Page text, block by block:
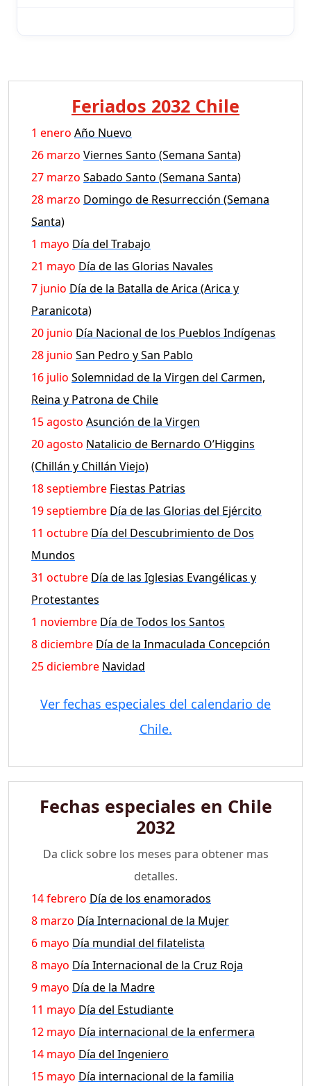
Feriados 2032 Chile
1 enero Año Nuevo
26 marzo Viernes Santo (Semana Santa)
27 marzo Sabado Santo (Semana Santa)
28 marzo Domingo de Resurrección (Semana
Santa)
1 mayo Día del Trabajo
21 mayo Día de las Glorias Navales
7 junio Día de la Batalla de Arica (Arica y
Paranicota)
20 junio Día Nacional de los Pueblos Indígenas
28 junio San Pedro y San Pablo
16 julio Solemnidad de la Virgen del Carmen,
Reina y Patrona de Chile
15 agosto Asunción de la Virgen
20 agosto Natalicio de Bernardo O’Higgins
(Chillán y Chillán Viejo)
18 septiembre Fiestas Patrias
19 septiembre Día de las Glorias del Ejército
11 octubre Día del Descubrimiento de Dos
Mundos
31 octubre Día de las Iglesias Evangélicas y
Protestantes
1 noviembre Día de Todos los Santos
8 diciembre Día de la Inmaculada Concepción
25 diciembre Navidad
Ver fechas especiales del calendario de
Chile.
Fechas especiales en Chile
2032
Da click sobre los meses para obtener mas
detalles.
14 febrero Día de los enamorados
8 marzo Día Internacional de la Mujer
6 mayo Día mundial del filatelista
8 mayo Día Internacional de la Cruz Roja
9 mayo Día de la Madre
11 mayo Día del Estudiante
12 mayo Día internacional de la enfermera
14 mayo Día del Ingeniero
15 mayo Día internacional de la familia